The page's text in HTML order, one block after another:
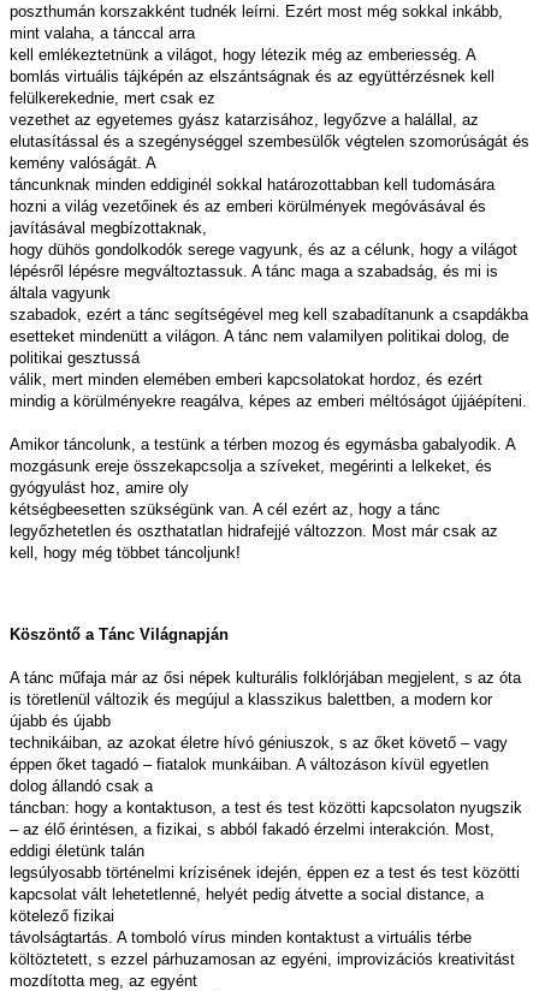
poszthumán korszakként tudnék leírni. Ezért most még sokkal inkább,
mint valaha, a tánccal arra
kell emlékeztetnünk a világot, hogy létezik még az emberiesség. A
bomlás virtuális tájképén az elszántságnak és az együttérzésnek kell
felülkerekednie, mert csak ez
vezethet az egyetemes gyász katarzisához, legyőzve a halállal, az
elutasítással és a szegénységgel szembesülők végtelen szomorúságát és
kemény valóságát. A
táncunknak minden eddiginél sokkal határozottabban kell tudomására
hozni a világ vezetőinek és az emberi körülmények megóvásával és
javításával megbízottaknak,
hogy dühös gondolkodók serege vagyunk, és az a célunk, hogy a világot
lépésről lépésre megváltoztassuk. A tánc maga a szabadság, és mi is
általa vagyunk
szabadok, ezért a tánc segítségével meg kell szabadítanunk a csapdákba
esetteket mindenütt a világon. A tánc nem valamilyen politikai dolog, de
politikai gesztussá
válik, mert minden elemében emberi kapcsolatokat hordoz, és ezért
mindig a körülményekre reagálva, képes az emberi méltóságot újjáépíteni.
Amikor táncolunk, a testünk a térben mozog és egymásba gabalyodik. A
mozgásunk ereje összekapcsolja a szíveket, megérinti a lelkeket, és
gyógyulást hoz, amire oly
kétségbeesetten szükségünk van. A cél ezért az, hogy a tánc
legyőzhetetlen és oszthatatlan hidrafejjé változzon. Most már csak az
kell, hogy még többet táncoljunk!
Köszöntő a Tánc Világnapján
A tánc műfaja már az ősi népek kulturális folklórjában megjelent, s az óta
is töretlenül változik és megújul a klasszikus balettben, a modern kor
újabb és újabb
technikáiban, az azokat életre hívó géniuszok, s az őket követő – vagy
éppen őket tagadó – fiatalok munkáiban. A változáson kívül egyetlen
dolog állandó csak a
táncban: hogy a kontaktuson, a test és test közötti kapcsolaton nyugszik
– az élő érintésen, a fizikai, s abból fakadó érzelmi interakción. Most,
eddigi életünk talán
legsúlyosabb történelmi krízisének idején, éppen ez a test és test közötti
kapcsolat vált lehetetlenné, helyét pedig átvette a social distance, a
kötelező fizikai
távolságtartás. A tomboló vírus minden kontaktust a virtuális térbe
költöztetett, s ezzel párhuzamosan az egyéni, improvizációs kreativitást
mozdította meg, az egyént